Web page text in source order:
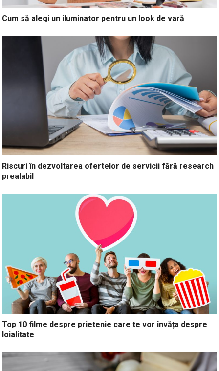
Cum să alegi un iluminator pentru un look de vară
Riscuri în dezvoltarea ofertelor de servicii fără research
prealabil
Top 10 filme despre prietenie care te vor învăța despre
loialitate